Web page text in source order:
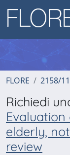
FLORE 2158/
Richiedi
elderly,
review